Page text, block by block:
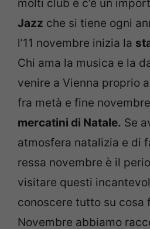
molti club e c’è un
Jazz che si tiene ogni
l’11 novembre inizia la
Chi ama la musica e la
venire a Vienna proprio
fra metà e fine
mercatini di Natale. Se
atmosfera natalizia e di
ressa novembre è il
visitare questi
conoscere tutto su cosa
Novembre abbiamo